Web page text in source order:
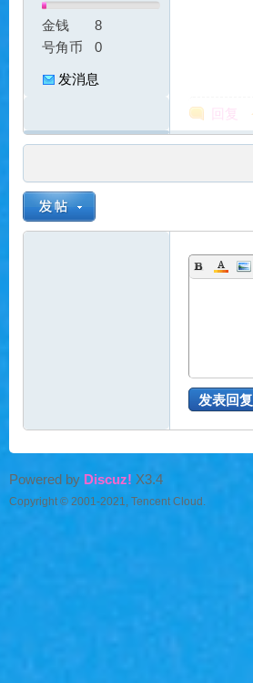
金钱
8
号角币
0
发消息
回复
发表回复
Powered by Discuz! X3.4
Copyright © 2001-2021, Tencent Cloud.